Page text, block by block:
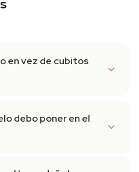
en vez de cubitos
debo poner en el